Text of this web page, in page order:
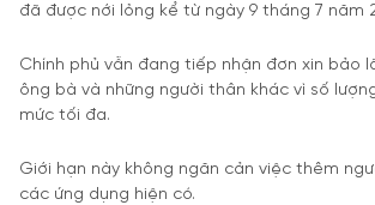
đã được nới lỏng kể từ ngày 9 tháng 7 năm
Chính phủ vẫn đang tiếp nhận đơn xin bảo
ông bà và những người thân khác vì số
mức tối đa.
Giới hạn này không ngăn cản việc thêm
các ứng dụng hiện có.